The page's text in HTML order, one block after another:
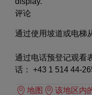
评论
通过使用坡道或电梯
通过电话预登记观看
话： +43 1 514 44-
地图 该地区内